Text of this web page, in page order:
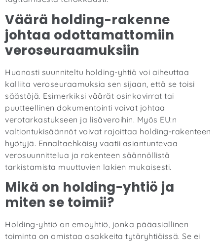
Väärä holding-rakenne
johtaa odottamattomiin
veroseuraamuksiin
Huonosti suunniteltu holding-yhtiö voi aiheuttaa
kalliita veroseuraamuksia sen sijaan, että se toisi
säästöjä. Esimerkiksi väärät osinkovirrat tai
puutteellinen dokumentointi voivat johtaa
verotarkastukseen ja lisäveroihin. Myös EU:n
valtiontukisäännöt voivat rajoittaa holding-rakenteen
hyötyjä. Ennaltaehkäisy vaatii asiantuntevaa
verosuunnittelua ja rakenteen säännöllistä
tarkistamista muuttuvien lakien mukaisesti.
Mikä on holding-yhtiö ja
miten se toimii?
Holding-yhtiö on emoyhtiö, jonka pääasiallinen
toiminta on omistaa osakkeita tytäryhtiöissä. Se ei